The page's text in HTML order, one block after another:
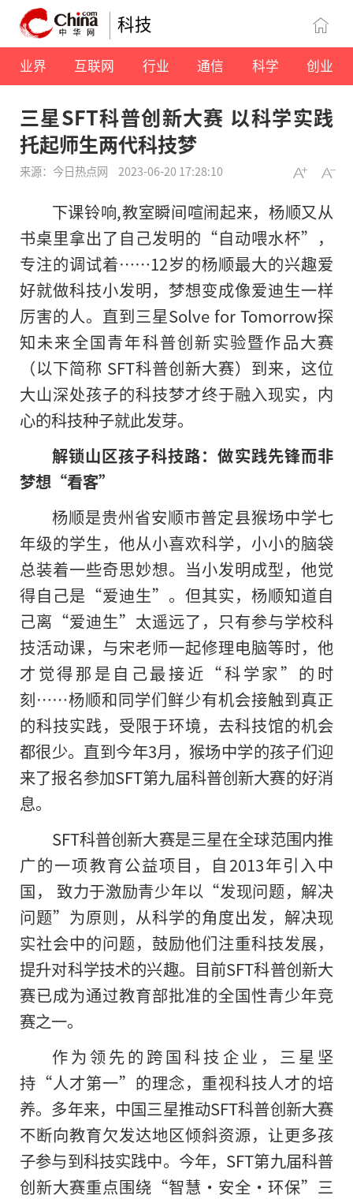
科技
业界 互联网 行业 通信 科学 创业
三星SFT科普创新大赛 以科学实践
托起师生两代科技梦
来源：今日热点网 2023-06-20 17:28:10
下课铃响,教室瞬间喧闹起来，杨顺又从
书桌里拿出了自己发明的“自动喂水杯”，
专注的调试着……12岁的杨顺最大的兴趣爱
好就做科技小发明，梦想变成像爱迪生一样
厉害的人。直到三星Solve for Tomorrow探
知未来全国青年科普创新实验暨作品大赛
（以下简称 SFT科普创新大赛）到来，这位
大山深处孩子的科技梦才终于融入现实，内
心的科技种子就此发芽。
解锁山区孩子科技路：做实践先锋而非
梦想“看客”
杨顺是贵州省安顺市普定县猴场中学七
年级的学生，他从小喜欢科学，小小的脑袋
总装着一些奇思妙想。当小发明成型，他觉
得自己是“爱迪生”。但其实，杨顺知道自
己离“爱迪生”太遥远了，只有参与学校科
技活动课，与宋老师一起修理电脑等时，他
才觉得那是自己最接近“科学家”的时
刻……杨顺和同学们鲜少有机会接触到真正
的科技实践，受限于环境，去科技馆的机会
都很少。直到今年3月，猴场中学的孩子们迎
来了报名参加SFT第九届科普创新大赛的好消
息。
SFT科普创新大赛是三星在全球范围内推
广的一项教育公益项目，自2013年引入中
国， 致力于激励青少年以“发现问题，解决
问题”为原则，从科学的角度出发，解决现
实社会中的问题，鼓励他们注重科技发展，
提升对科学技术的兴趣。目前SFT科普创新大
赛已成为通过教育部批准的全国性青少年竞
赛之一。
作为领先的跨国科技企业，三星坚
持“人才第一”的理念，重视科技人才的培
养。多年来，中国三星推动SFT科普创新大赛
不断向教育欠发达地区倾斜资源，让更多孩
子参与到科技实践中。今年，SFT第九届科普
创新大赛重点围绕“智慧·安全·环保”三